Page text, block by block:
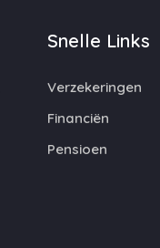
Snelle Links
Verzekeringen
Financiën
Pensioen